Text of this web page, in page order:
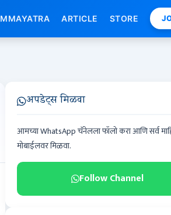
अपडेट्स मिळवा
आमच्या WhatsApp चॅनेलला फॉलो करा आणि सर्व
मोबाईलवर मिळवा.
Follow Channel
ARTICLE STORE